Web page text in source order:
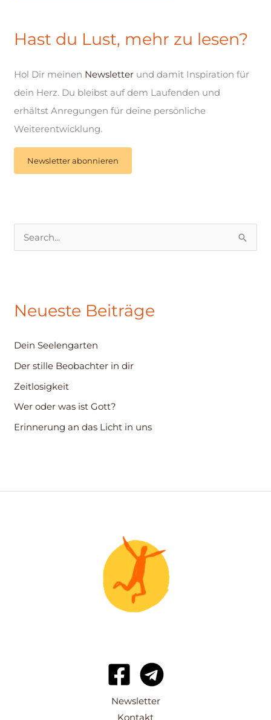
Hast du Lust, mehr zu lesen?
Hol Dir meinen Newsletter und damit Inspiration für
dein Herz. Du bleibst auf dem Laufenden und
erhältst Anregungen für deine persönliche
Weiterentwicklung.
Newsletter abonnieren
e
n
a
c
h
:
Neueste Beiträge
Dein Seelengarten
Der stille Beobachter in dir
Zeitlosigkeit
Wer oder was ist Gott?
Erinnerung an das Licht in uns
Newsletter
Kontakt